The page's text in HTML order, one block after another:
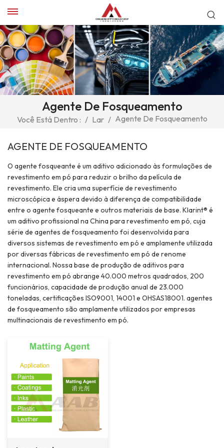
Agente De Fosqueamento
Você Está Dentro : / Lar / Agente De Fosqueamento
AGENTE DE FOSQUEAMENTO
O agente fosqueante é um aditivo adicionado às formulações de
revestimento em pó para reduzir o brilho da película de
revestimento. Ele cria uma superfície de revestimento
microscópica e áspera devido à diferença de compatibilidade
entre o agente fosqueante e outros materiais de base. Klarint® é
um aditivo profissional na China para revestimento em pó, cuja
série de agentes de fosqueamento foi desenvolvida para
diversos sistemas de revestimento em pó e amplamente utilizada
por diversas fábricas de revestimento em pó de renome
internacional. Nossa base de produção de aditivos para
revestimento em pó abrange 40.000 metros quadrados, 200
funcionários, capacidade de produção anual de 23.000
toneladas, certificações ISO9001, 14001 e OHSAS18001. agentes
de fosqueamento são amplamente utilizados por empresas
multinacionais de revestimento em pó.